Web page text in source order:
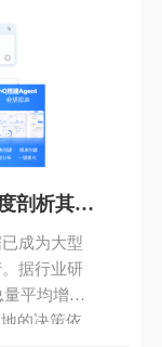
可落地的
剖析其建
成为大型
据行业研
平均增速
的决策依